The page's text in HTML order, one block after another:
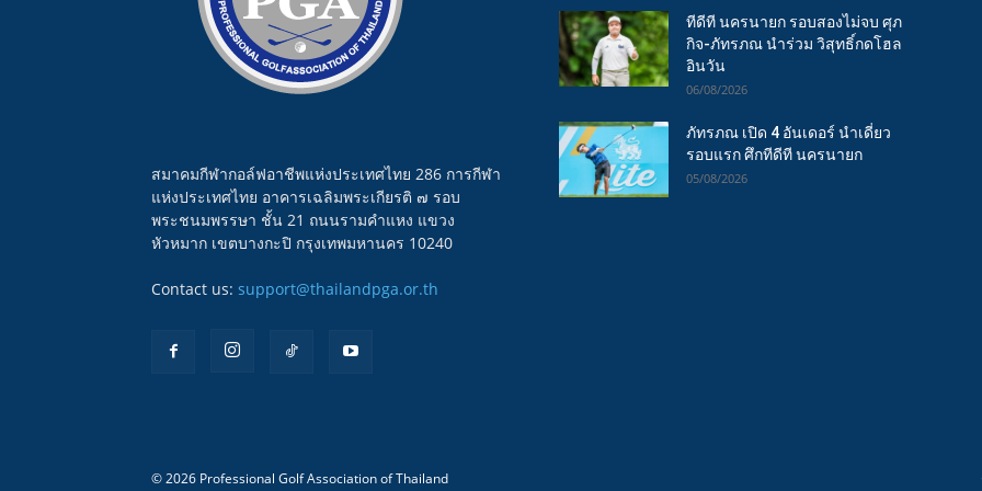
สมาคมกีฬากอล์ฟอาชีพแห่งประเทศไทย 286 การกีฬา
แห่งประเทศไทย อาคารเฉลิมพระเกียรติ ๗ รอบ
พระชนมพรรษา ชั้น 21 ถนนรามคำแหง แขวง
หัวหมาก เขตบางกะปิ กรุงเทพมหานคร 10240
Contact us: support@thailandpga.or.th
ทีดีที นครนายก รอบสองไม่จบ ศุภ
กิจ-ภัทรภณ นำร่วม วิสุทธิ์กดโฮล
อินวัน
06/08/2026
ภัทรภณ เปิด 4 อันเดอร์ นำเดี่ยว
รอบแรก ศึกทีดีที นครนายก
05/08/2026
© 2026 Professional Golf Association of Thailand